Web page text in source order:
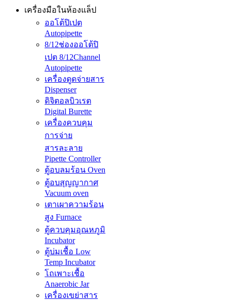
เครื่องมือในห้องแล็ป
ออโต้ปิเปต
Autopipette
8/12ช่องออโต้ปิ
เปต 8/12Channel
Autopipette
เครื่องดูดจ่ายสาร
Dispenser
ดิจิตอลบิวเรต
Digital Burette
เครื่องควบคุม
การจ่าย
สารละลาย
Pipette Controller
ตู้อบลมร้อน Oven
ตู้อบสุญญากาศ
Vacuum oven
เตาเผาความร้อน
สูง Furnace
ตู้ควบคุมอุณหภูมิ
Incubator
ตู้บ่มเชื้อ Low
Temp Incubator
โถเพาะเชื้อ
Anaerobic Jar
เครื่องเขย่าสาร